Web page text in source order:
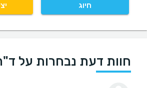
חיוג
חוות דעת נבחרות על